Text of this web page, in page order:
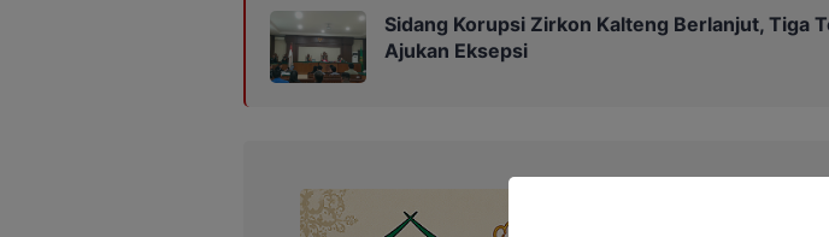
Sidang Korupsi Zirkon Kalteng Berlanjut, Tiga
Ajukan Eksepsi